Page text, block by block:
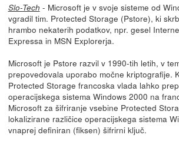
Slo-Tech - Microsoft je v svoje sisteme od
vgradil tim. Protected Storage (Pstore), ki
hrambo nekaterih podatkov, npr. gesel
Expressa in MSN Explorerja.
Microsoft je Pstore razvil v 1990-tih letih, v
prepovedovala uporabo močne kriptografije.
Protected Storage francoska vlada lahko
operacijskega sistema Windows 2000 na
Microsoft za šifriranje vsebine Protected
lokalizirane različice operacijskega sistema
vnaprej definiran (fiksen) šifrirni ključ.